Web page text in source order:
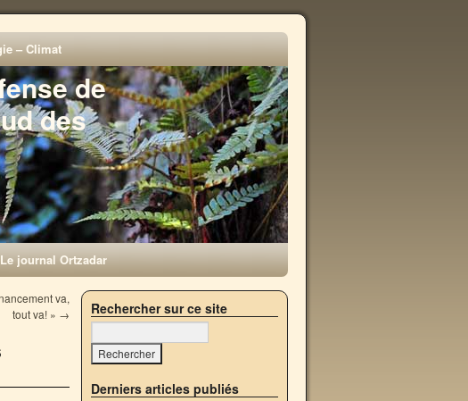
de
des
– Climat
Le journal Ortzadar
va,
tout va! » → Rechercher sur ce site
Derniers articles publiés